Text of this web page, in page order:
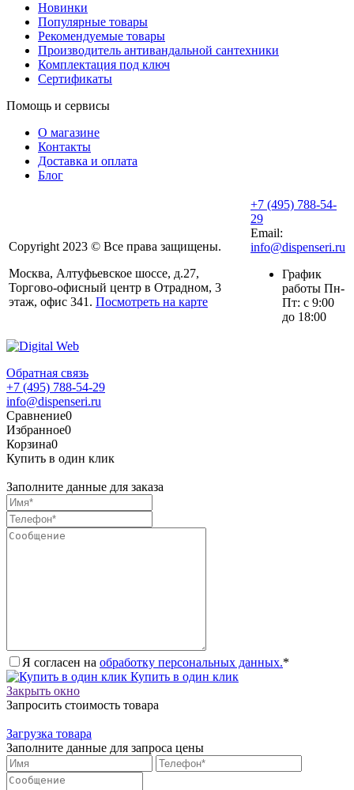
Новинки
Популярные товары
Рекомендуемые товары
Производитель антивандальной сантехники
Комплектация под ключ
Сертификаты
Помощь и сервисы
О магазине
Контакты
Доставка и оплата
Блог
Copyright 2023 © Все права защищены.
Москва, Алтуфьевское шоссе, д.27,
Торгово-офисный центр в Отрадном, 3
этаж, офис 341. Посмотреть на карте
+7 (495) 788-54-
29
Email:
info@dispenseri.ru
График
работы Пн-
Пт: с 9:00
до 18:00
Обратная связь
+7 (495) 788-54-29
info@dispenseri.ru
Сравнение0
Избранное0
Корзина0
Купить в один клик
Заполните данные для заказа
Я согласен на обработку персональных данных.*
Купить в один клик
Закрыть окно
Запросить стоимость товара
Загрузка товара
Заполните данные для запроса цены